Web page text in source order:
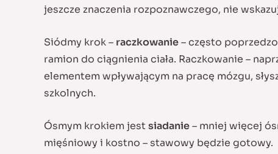
jeszcze znaczenia rozpoznawczego, nie
Siódmy krok – raczkowanie– często
ramion do ciągnienia ciała. Raczkowanie –
elementem wpływającym na pracę mózgu,
szkolnych.
Ósmym krokiem jest siadanie– mniej więcej
mięśniowy i kostno – stawowy będzie gotowy.